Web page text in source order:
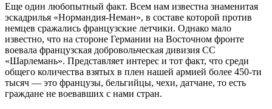
Еще один любопытный факт. Всем нам известна знаменитая
эскадрилья «Нормандия-Неман», в составе которой против
немцев сражались французские летчики. Однако мало
известно, что на стороне Германии на Восточном фронте
воевала французская добровольческая дивизия СС
«Шарлемань». Представляет интерес и тот факт, что среди
общего количества взятых в плен нашей армией более 450-ти
тысяч — это французы, бельгийцы, чехи, датчане, то есть
граждане не воевавших с нами стран.